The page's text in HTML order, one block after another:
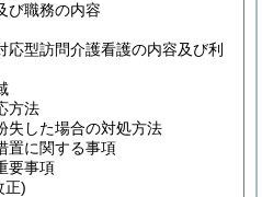
び職務の内容
応型訪問介護看護の内容及び利
方法
失した場合の対処方法
置に関する事項
要事項
正)